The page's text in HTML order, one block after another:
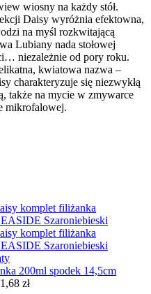
wiosny na każdy stół.
Daisy wyróżnia efektowna,
na myśl rozkwitającą
Lubiany nada stołowej
niezależnie od pory roku.
kwiatowa nazwa –
charakteryzuje się niezwykłą
także na mycie w zmywarce
mikrofalowej.
200ml spodek 14,5cm
zł